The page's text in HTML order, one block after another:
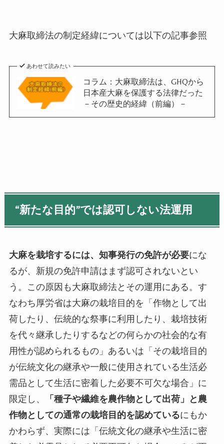
大麻取締法の制定経緯については以下の記事参照
あわせて読みたい
コラム：大麻取締法は、GHQから
日本産大麻を保護する法律だった
－その歴史的経緯（前編）－
“新たな目的”では認可しない法運用
大麻を栽培するには、知事発行の免許が必要にな
るが、新規の免許申請はまず認可されないとい
う。この原因も大麻取締法とその運用にある。す
なわち厚労省は大麻の栽培目的を 「作物として出
荷したり、伝統的な祭事に利用したり、栽培技術
を代々継承したりするなどの何らかの社会的な有
用性が認められるもの」あるいは「その栽培目的
が伝統文化の継承や一般に使用されている生活必
需品として生活に密着した必要不可欠な場合」 に
限定し、
「種子や繊維を農作物として出荷」
と農
作物としての通常の栽培目的を認めているにもか
かわらず、実際には「伝統文化の継承や生活に密